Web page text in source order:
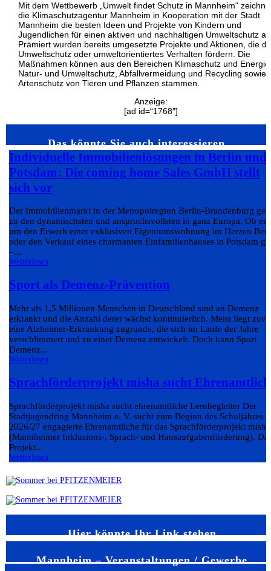
Mit dem Wettbewerb „Umwelt findet Schutz in Mannheim“
die Klimaschutzagentur Mannheim in Kooperation mit der Stadt
Mannheim die besten Ideen und Projekte von Kindern und
Jugendlichen für einen aktiven und nachhaltigen Umweltschutz
Prämiert wurden bereits umgesetzte Projekte und Aktionen, die
Umweltschutz oder umweltorientiertes Verhalten fördern. Die
Maßnahmen können aus den Bereichen Klimaschutz und
Natur- und Umweltschutz, Abfallvermeidung und Recycling sowie
Artenschutz von Tieren und Pflanzen stammen.
Anzeige:
[ad id=“1768″]
Das könnte Sie auch interessieren…
Individuelle Immobilienlösungen in Berlin und
Potsdam: Die coming home Sales GmbH stellt
sich vor
Der Immobilienmarkt in der Metropolregion Berlin-Brandenburg
zu den dynamischsten und anspruchsvollsten in ganz Europa. Ob es
um den Erwerb einer exklusiven Eigentumswohnung im Herzen
oder den Verkauf eines charmanten Einfamilienhauses in Potsdam
–...
Weiterlesen
Sport als Demenz-Prävention
Mehr als 1,5 Millionen Menschen in Deutschland sind an Demenz
erkrankt und die Anzahl derer wächst kontinuierlich. Meist liegt
eine Alzheimer-Erkrankung zugrunde, die sich im Laufe der Jahre
verschlimmert und zu einer Demenz entwickelt. Doch kann Sport
Demenz...
Weiterlesen
Sprachförderprojekt misha sucht
Sprachförderprojekt misha sucht ehrenamtliche Lernbegleiter Der
Stadtjugendring Mannheim e. V. sucht zum Beginn des Schuljahres
2026/27 engagierte Ehrenamtliche für das Sprachförderprojekt misha
(Mannheimer Inklusions-, Sprach- und Hausaufgabenförderung).
Projekt...
Weiterlesen
Hier könnte Ihr Link stehen
Mannheim – Veranstaltungen / Gewerbe